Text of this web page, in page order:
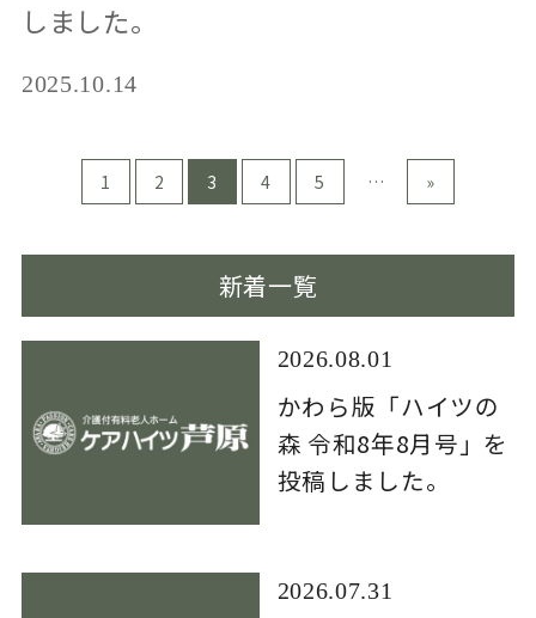
しました。
2025.10.14
1 2 3 4 5 … »
新着一覧
2026.08.01
かわら版「ハイツの
森 令和8年8月号」を
投稿しました。
2026.07.31